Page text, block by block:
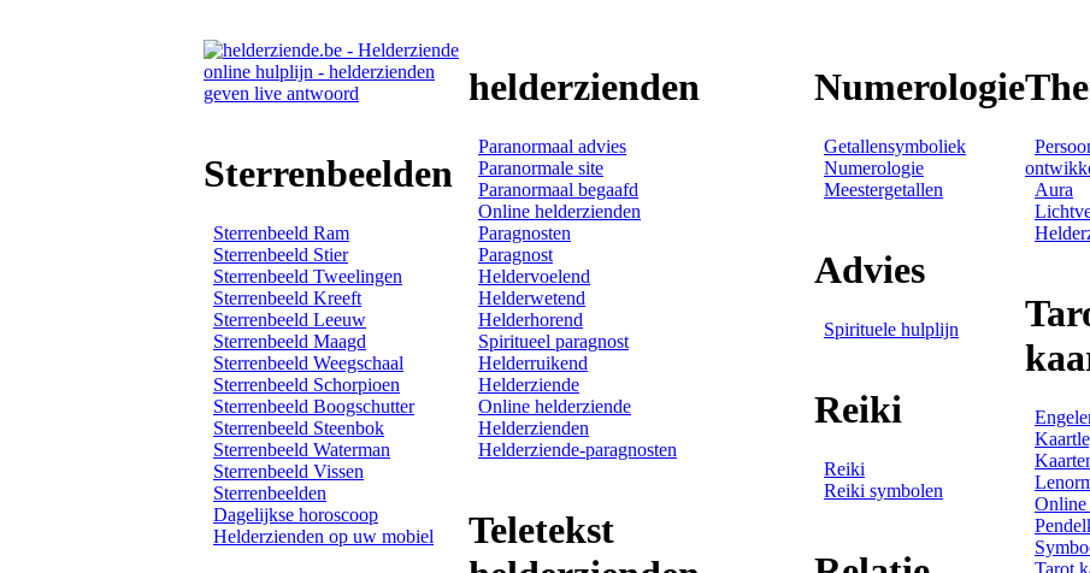
Sterrenbeelden
Sterrenbeeld Ram
Sterrenbeeld Stier
Sterrenbeeld Tweelingen
Sterrenbeeld Kreeft
Sterrenbeeld Leeuw
Sterrenbeeld Maagd
Sterrenbeeld Weegschaal
Sterrenbeeld Schorpioen
Sterrenbeeld Boogschutter
Sterrenbeeld Steenbok
Sterrenbeeld Waterman
Sterrenbeeld Vissen
Sterrenbeelden
Dagelijkse horoscoop
Helderzienden op uw mobiel
helderzienden
Paranormaal advies
Paranormale site
Paranormaal begaafd
Online helderzienden
Paragnosten
Paragnost
Heldervoelend
Helderwetend
Helderhorend
Spiritueel paragnost
Helderruikend
Helderziende
Online helderziende
Helderzienden
Helderziende-paragnosten
Teletekst
Numerologie
Getallensymboliek
Numerologie
Meestergetallen
Advies
Spirituele hulplijn
Reiki
Reiki
Reiki symbolen
Aura
Online
Tarot